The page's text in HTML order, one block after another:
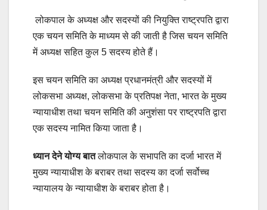
लोकपाल के अध्यक्ष और सदस्यों की नियुक्ति राष्ट्रपति द्वारा
एक चयन समिति के माध्यम से की जाती है जिस चयन समिति
में अध्यक्ष सहित कुल 5 सदस्य होते हैं।
इस चयन समिति का अध्यक्ष प्रधानमंत्री और सदस्यों में
लोकसभा अध्यक्ष, लोकसभा के प्रतिपक्ष नेता, भारत के मुख्य
न्यायाधीश तथा चयन समिति की अनुशंसा पर राष्ट्रपति द्वारा
एक सदस्य नामित किया जाता है।
ध्यान देने योग्य बातलोकपाल के सभापति का दर्जा भारत में
मुख्य न्यायाधीश के बराबर तथा सदस्य का दर्जा सर्वोच्च
न्यायालय के न्यायाधीश के बराबर होता है।